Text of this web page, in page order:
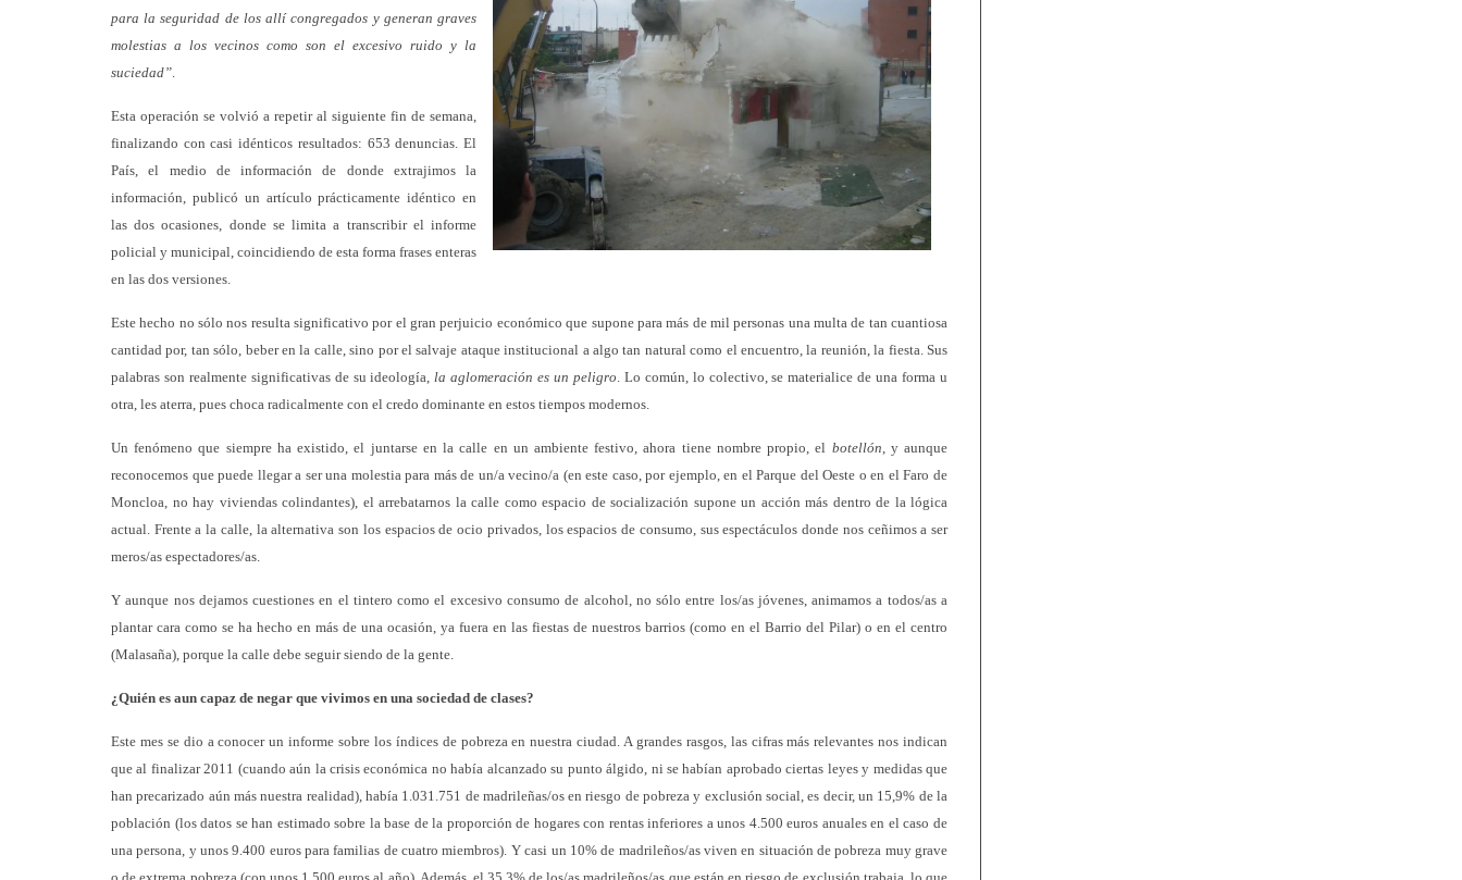
para la seguridad de los allí congregados y generan graves
molestias a los vecinos como son el excesivo ruido y la
suciedad”
Esta operación se volvió a repetir al siguiente fin de semana,
finalizando con casi idénticos resultados: 653 denuncias. El
País, el medio de información de donde extrajimos la
información, publicó un artículo prácticamente idéntico en
las dos ocasiones, donde se limita a transcribir el informe
policial y municipal, coincidiendo de esta forma frases enteras
en las dos versiones.
Este hecho no sólo nos resulta significativo por el gran perjuicio económico que supone para más de mil personas una multa de tan cuantiosa
cantidad por, tan sólo, beber en la calle, sino por el salvaje ataque institucional a algo tan natural como el encuentro, la reunión, la fiesta. Sus
palabras son realmente significativas de su ideología, la aglomeración es un peligro . Lo común, lo colectivo, se materialice de una forma u
otra, les aterra, pues choca radicalmente con el credo dominante en estos tiempos modernos.
Un fenómeno que siempre ha existido, el juntarse en la calle en un ambiente festivo, ahora tiene nombre propio, el botellón , y aunque
reconocemos que puede llegar a ser una molestia para más de un/a vecino/a (en este caso, por ejemplo, en el Parque del Oeste o en el Faro de
Moncloa, no hay viviendas colindantes), el arrebatarnos la calle como espacio de socialización supone un acción más dentro de la lógica
actual. Frente a la calle, la alternativa son los espacios de ocio privados, los espacios de consumo, sus espectáculos donde nos ceñimos a ser
meros/as espectadores/as.
Y aunque nos dejamos cuestiones en el tintero como el excesivo consumo de alcohol, no sólo entre los/as jóvenes, animamos a todos/as a
plantar cara como se ha hecho en más de una ocasión, ya fuera en las fiestas de nuestros barrios (como en el Barrio del Pilar) o en el centro
(Malasaña), porque la calle debe seguir siendo de la gente.
¿Quién es aun capaz de negar que vivimos en una sociedad de clases?
Este mes se dio a conocer un informe sobre los índices de pobreza en nuestra ciudad. A grandes rasgos, las cifras más relevantes nos indican
que al finalizar 2011 (cuando aún la crisis económica no había alcanzado su punto álgido, ni se habían aprobado ciertas leyes y medidas que
han precarizado aún más nuestra realidad), había 1.031.751 de madrileñas/os en riesgo de pobreza y exclusión social, es decir, un 15,9% de la
población (los datos se han estimado sobre la base de la proporción de hogares con rentas inferiores a unos 4.500 euros anuales en el caso de
una persona, y unos 9.400 euros para familias de cuatro miembros). Y casi un 10% de madrileños/as viven en situación de pobreza muy grave